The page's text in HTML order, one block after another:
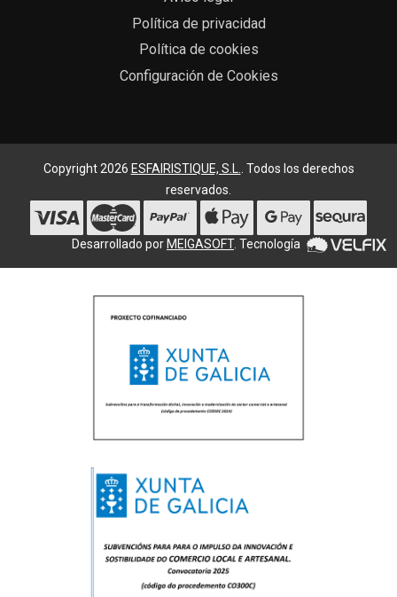
Política de privacidad
Política de cookies
Configuración de Cookies
Copyright 2026 ESFAIRISTIQUE, S.L.
. Todos los derechos
reservados.
Desarrollado por MEIGASOFT. Tecnología